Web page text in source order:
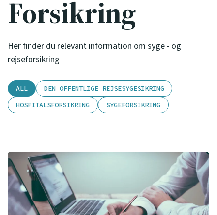
Forsikring
Her finder du relevant information om syge - og
rejseforsikring
ALL
DEN OFFENTLIGE REJSESYGESIKRING
HOSPITALSFORSIKRING
SYGEFORSIKRING